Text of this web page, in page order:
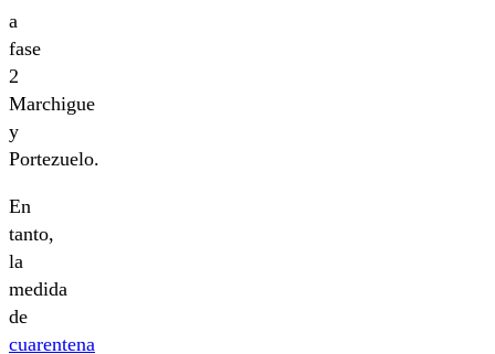
a
fase
2
Marchigue
y
Portezuelo.
En
tanto,
la
medida
de
cuarentena